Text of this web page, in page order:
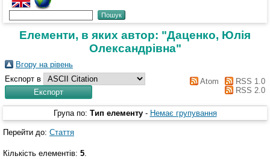
Елементи, в яких автор: "Даценко, Юлія
Олександрівна"
Вгору на рівень
Експорт в
Atom
RSS 1.0
RSS 2.0
Група по: Тип елементу - Немає групування
Перейти до: Стаття
Кількість елементів: 5.